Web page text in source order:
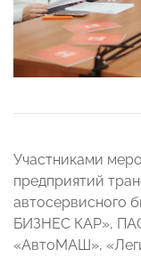
Участниками
предприятий
автосервисного
БИЗНЕС КАР»,
«АвтоМАШ»,